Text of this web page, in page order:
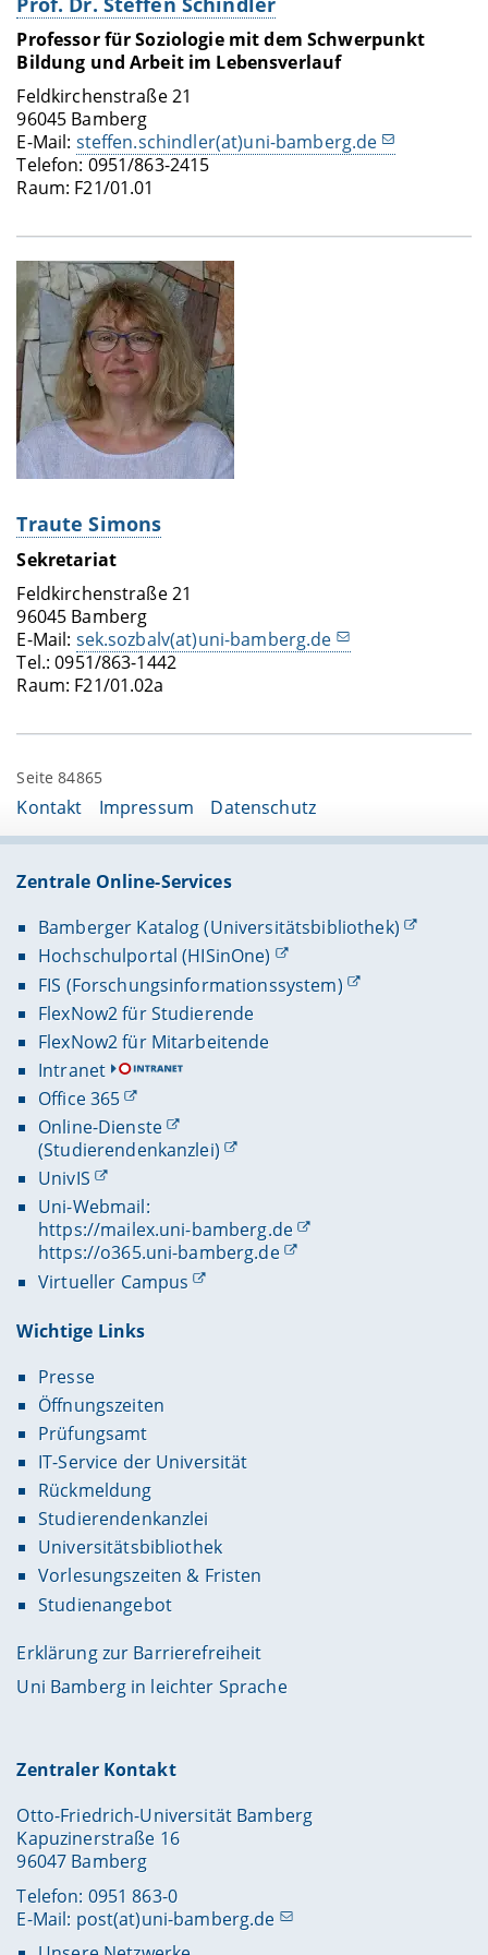
Professor für Soziologie mit dem Schwerpunkt
Bildung und Arbeit im Lebensverlauf
Feldkirchenstraße 21
96045 Bamberg
E-Mail: steffen.schindler(at)uni-bamberg.de
Telefon: 0951/863-2415
Raum: F21/01.01
Traute Simons
Sekretariat
Feldkirchenstraße 21
96045 Bamberg
E-Mail: sek.sozbalv(at)uni-bamberg.de
Tel.: 0951/863-1442
Raum: F21/01.02a
Seite 84865
Kontakt Impressum Datenschutz
Zentrale Online-Services
Bamberger Katalog (Universitätsbibliothek)
Hochschulportal (HISinOne)
FIS (Forschungsinformationssystem)
FlexNow2 für Studierende
FlexNow2 für Mitarbeitende
Intranet
Office 365
Online-Dienste
(Studierendenkanzlei)
UnivIS
Uni-Webmail:
https://mailex.uni-bamberg.de
https://o365.uni-bamberg.de
Virtueller Campus
Wichtige Links
Presse
Öffnungszeiten
Prüfungsamt
IT-Service der Universität
Rückmeldung
Studierendenkanzlei
Universitätsbibliothek
Vorlesungszeiten & Fristen
Studienangebot
Erklärung zur Barrierefreiheit
Uni Bamberg in leichter Sprache
Zentraler Kontakt
Otto-Friedrich-Universität Bamberg
Kapuzinerstraße 16
96047 Bamberg
Telefon: 0951 863-0
E-Mail: post(at)uni-bamberg.de